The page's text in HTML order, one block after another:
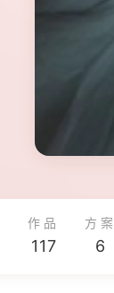
作品
117
方案
6